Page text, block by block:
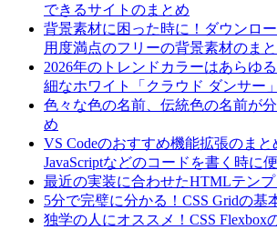
できるサイトのまとめ
背景素材に困った時に！ダウンロ
用度満点のフリーの背景素材のま
2026年のトレンドカラーはあらゆ
細なホワイト「クラウド ダンサー」
色々な色の名前、伝統色の名前が
め
VS Codeのおすすめ機能拡張のま
JavaScriptなどのコードを書く時に
最近の実装に合わせたHTMLテンプ
5分で完璧に分かる！CSS Gridの基
独学の人にオススメ！CSS Flexbox